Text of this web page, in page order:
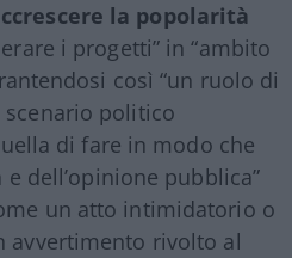
la popolarità
i progetti” in “ambito
così “un ruolo di
politico
di fare in modo che
dell’opinione pubblica”
un atto intimidatorio o
avvertimento rivolto al